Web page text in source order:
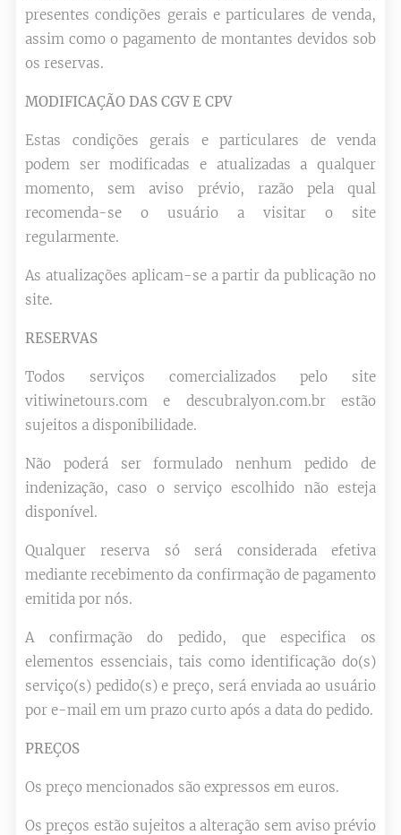
presentes condições gerais e particulares de venda,
assim como o pagamento de montantes devidos sob
os reservas.
MODIFICAÇÃO DAS CGV E CPV
Estas condições gerais e particulares de venda
podem ser modificadas e atualizadas a qualquer
momento, sem aviso prévio, razão pela qual
recomenda-se o usuário a visitar o site
regularmente.
As atualizações aplicam-se a partir da publicação no
site.
RESERVAS
Todos serviços comercializados pelo site
vitiwinetours.com e descubralyon.com.br estão
sujeitos a disponibilidade.
Não poderá ser formulado nenhum pedido de
indenização, caso o serviço escolhido não esteja
disponível.
Qualquer reserva só será considerada efetiva
mediante recebimento da confirmação de pagamento
emitida por nós.
A confirmação do pedido, que especifica os
elementos essenciais, tais como identificação do(s)
serviço(s) pedido(s) e preço, será enviada ao usuário
por e-mail em um prazo curto após a data do pedido.
PREÇOS
Os preço mencionados são expressos em euros.
Os preços estão sujeitos a alteração sem aviso prévio